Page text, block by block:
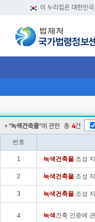
이 누리집은 대한민
"녹색건축물"에 관한 총 4건
번호
1 녹색 건축물 조성
2 녹색 건축물 조성
3 녹색 건축물 조성
4 녹색 건축 인증에